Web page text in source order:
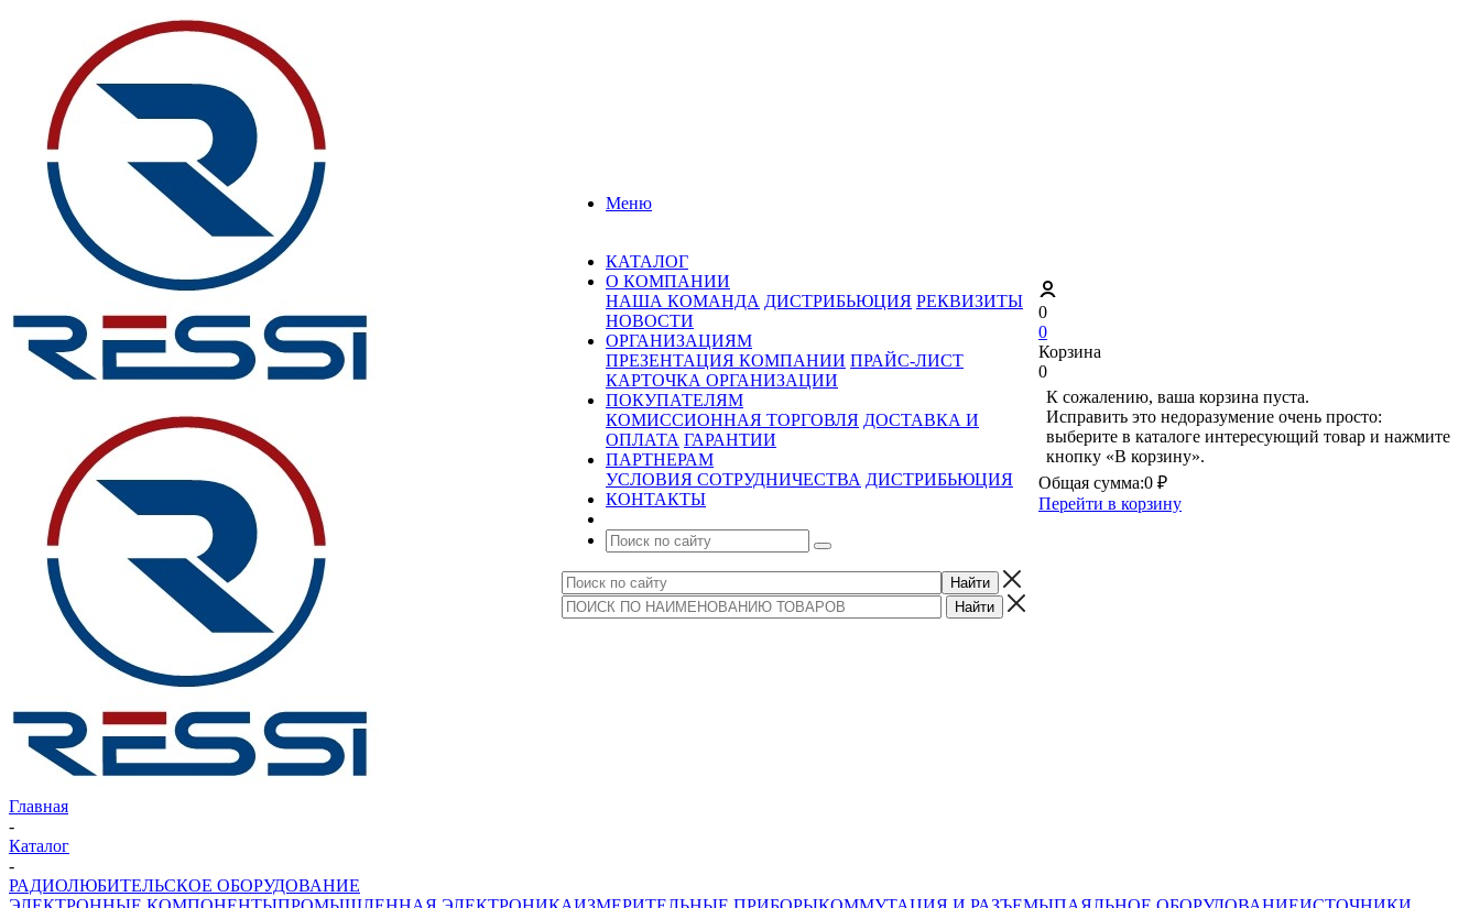
Меню
КАТАЛОГ
О КОМПАНИИ
НАША КОМАНДА ДИСТРИБЬЮЦИЯ РЕКВИЗИТЫ
НОВОСТИ
ОРГАНИЗАЦИЯМ
ПРЕЗЕНТАЦИЯ КОМПАНИИ ПРАЙС-ЛИСТ
КАРТОЧКА ОРГАНИЗАЦИИ
ПОКУПАТЕЛЯМ
КОМИССИОННАЯ ТОРГОВЛЯ ДОСТАВКА И
ОПЛАТА ГАРАНТИИ
ПАРТНЕРАМ
УСЛОВИЯ СОТРУДНИЧЕСТВА ДИСТРИБЬЮЦИЯ
КОНТАКТЫ
0
0
Корзина
0
К сожалению, ваша корзина пуста.
Исправить это недоразумение очень просто:
выберите в каталоге интересующий товар и нажмите
кнопку «В корзину».
Общая сумма:0 ₽
Перейти в корзину
Главная
-
Каталог
-
РАДИОЛЮБИТЕЛЬСКОЕ ОБОРУДОВАНИЕ